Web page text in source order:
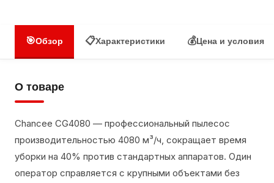
🎯Обзор 📋Характеристики 💰Цена и условия
О товаре
Chancee CG4080 — профессиональный пылесос
производительностью 4080 м³/ч, сокращает время
уборки на 40% против стандартных аппаратов. Один
оператор справляется с крупными объектами без